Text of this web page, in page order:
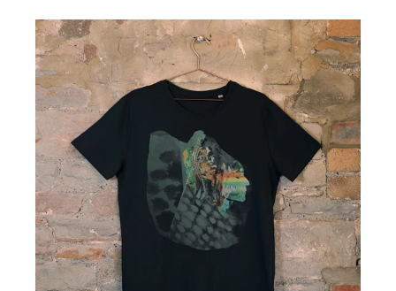
FLOATING
ON
A
MOMENT
COLOUR
-
T
シ
ャ
ツ